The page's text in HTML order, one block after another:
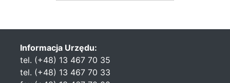
Informacja Urzędu:
tel. (+48) 13 467 70 35
tel. (+48) 13 467 70 33